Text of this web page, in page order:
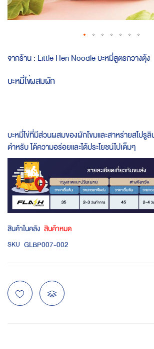
to
beginning
จากร้าน : Little Hen Noodle บะหมี่สูตรกวางตุ้ง
บะหมี่ไข่ผสมผัก
บะหมี่ไข่ที่มีส่วนผสมของผักโขมและสาหร่ายสไปรู
ตำหรับ ได้ความอร่อยและได้ประโยชน์ไปเต็มๆ
สินค้าในคลัง สินค้าหมด
SKU GLBP007-002